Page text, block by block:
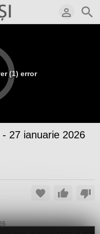
(1) error
27 ianuarie 2026